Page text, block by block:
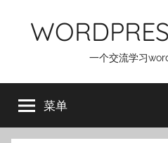
一个交流学习
菜单